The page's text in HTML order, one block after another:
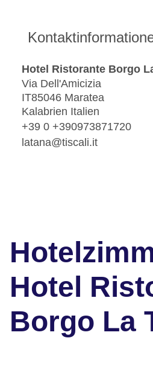
Hotel Ristorante Borgo
Via Dell'Amicizia
IT85046 Maratea
Kalabrien Italien
+39 0 +390973871720
latana@tiscali.it
Hotel
Borgo La